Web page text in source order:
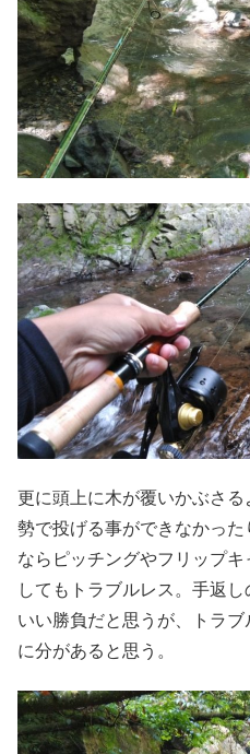
更に頭上に木が覆いかぶさ
勢で投げる事ができなかっ
ならピッチングやフリップ
してもトラブルレス。手返
いい勝負だと思うが、トラ
に分があると思う。